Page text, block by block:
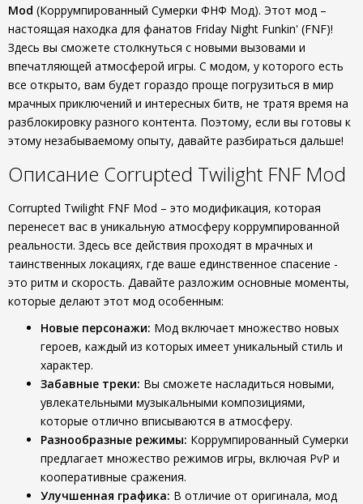
Mod (Коррумпированный Сумерки ФНФ Мод). Этот мод –
настоящая находка для фанатов Friday Night Funkin' (FNF)!
Здесь вы сможете столкнуться с новыми вызовами и
впечатляющей атмосферой игры. С модом, у которого есть
все открыто, вам будет гораздо проще погрузиться в мир
мрачных приключений и интересных битв, не тратя время на
разблокировку разного контента. Поэтому, если вы готовы к
этому незабываемому опыту, давайте разбираться дальше!
Описание Corrupted Twilight FNF Mod
Corrupted Twilight FNF Mod – это модификация, которая
перенесет вас в уникальную атмосферу коррумпированной
реальности. Здесь все действия проходят в мрачных и
таинственных локациях, где ваше единственное спасение -
это ритм и скорость. Давайте разложим основные моменты,
которые делают этот мод особенным:
Новые персонажи: Мод включает множество новых
героев, каждый из которых имеет уникальный стиль и
характер.
Забавные треки: Вы сможете насладиться новыми,
увлекательными музыкальными композициями,
которые отлично вписываются в атмосферу.
Разнообразные режимы: Коррумпированный Сумерки
предлагает множество режимов игры, включая PvP и
кооперативные сражения.
Улучшенная графика: В отличие от оригинала, мод